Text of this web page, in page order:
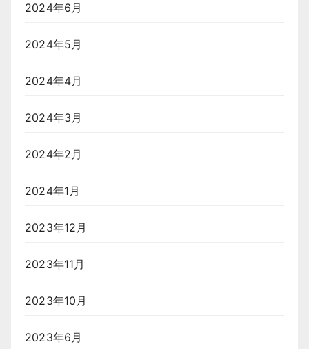
2024年6月
2024年5月
2024年4月
2024年3月
2024年2月
2024年1月
2023年12月
2023年11月
2023年10月
2023年6月